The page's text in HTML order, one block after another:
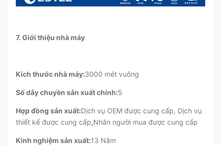
7. Giới thiệu nhà máy
Kích thước nhà máy:3000 mét vuông
Số dây chuyền sản xuất chính:5
Hợp đồng sản xuất:Dịch vụ OEM được cung cấp, Dịch vụ
thiết kế được cung cấp,Nhãn người mua được cung cấp
Kinh nghiệm sản xuất:13 Năm